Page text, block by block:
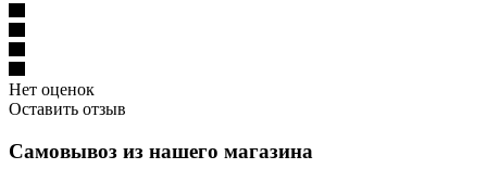
Нет оценок
Оставить отзыв
Самовывоз из нашего магазина